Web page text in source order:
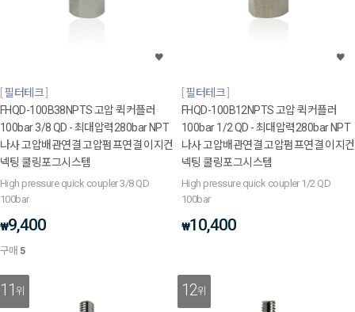
필터테크
FHQD-100B38NPTS 고압 퀵커플러
100bar 3/8 QD - 최대압력280bar NPT
나사 고압배관연결 고압펌프연결 이지컨
넥팅 쿨링포그시스템
High pressure quick coupler 3/8 QD
100bar
₩9,400
구매5
필터테크
FHQD-100B12NPTS 고압 퀵커플러
100bar 1/2 QD - 최대압력280bar NPT
나사 고압배관연결 고압펌프연결 이지컨
넥팅 쿨링포그시스템
High pressure quick coupler 1/2 QD
100bar
₩10,400
11위 12위